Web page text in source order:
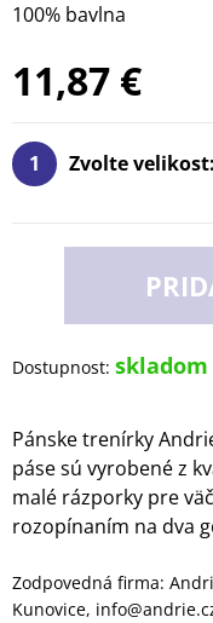
100% bavlna
11,87 €
1 Zvolte velikost:
Dostupnost: skladom
Pánske trenírky
páse sú vyrobené z
malé rázporky pre
rozopínaním na dva
Zodpovedná firma:
Kunovice,